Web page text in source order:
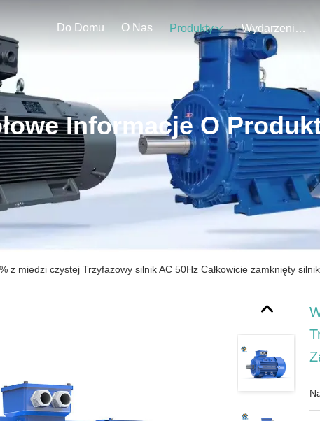
Do Domu O Nas Produkty Wydarzenia
Informacje O
z miedzi czystej Trzyfazowy silnik AC 50Hz Całkowicie zamknięty